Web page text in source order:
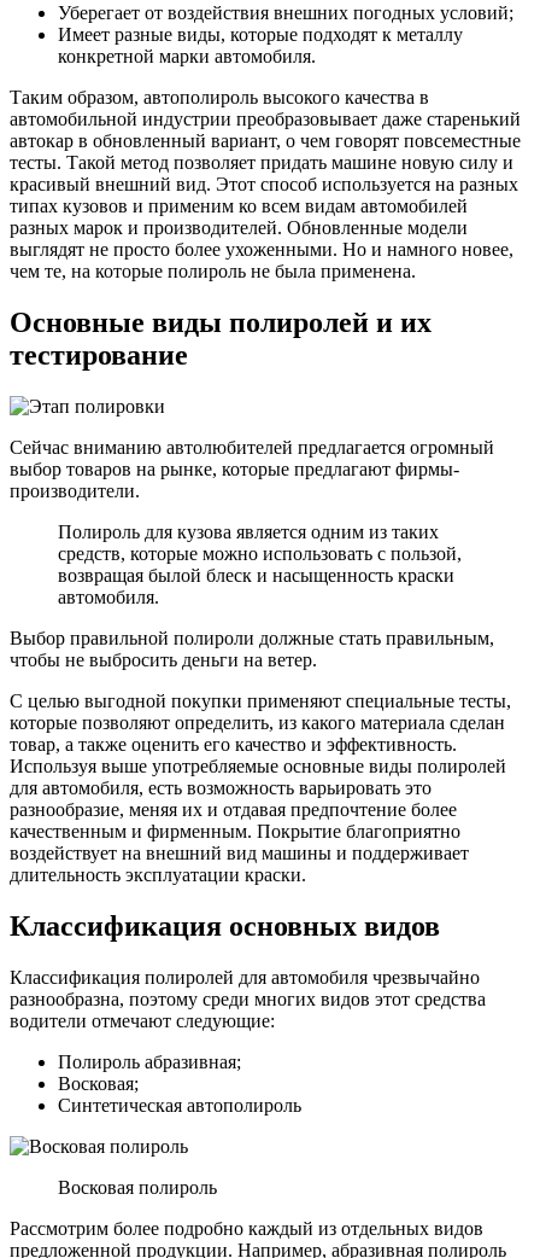
Уберегает от воздействия внешних погодных условий;
Имеет разные виды, которые подходят к металлу
конкретной марки автомобиля.
Таким образом, автополироль высокого качества в
автомобильной индустрии преобразовывает даже старенький
автокар в обновленный вариант, о чем говорят повсеместные
тесты. Такой метод позволяет придать машине новую силу и
красивый внешний вид. Этот способ используется на разных
типах кузовов и применим ко всем видам автомобилей
разных марок и производителей. Обновленные модели
выглядят не просто более ухоженными. Но и намного новее,
чем те, на которые полироль не была применена.
Основные виды полиролей и их
тестирование
Сейчас вниманию автолюбителей предлагается огромный
выбор товаров на рынке, которые предлагают фирмы-
производители.
Полироль для кузова является одним из таких
средств, которые можно использовать с пользой,
возвращая былой блеск и насыщенность краски
автомобиля.
Выбор правильной полироли должные стать правильным,
чтобы не выбросить деньги на ветер.
С целью выгодной покупки применяют специальные тесты,
которые позволяют определить, из какого материала сделан
товар, а также оценить его качество и эффективность.
Используя выше употребляемые основные виды полиролей
для автомобиля, есть возможность варьировать это
разнообразие, меняя их и отдавая предпочтение более
качественным и фирменным. Покрытие благоприятно
воздействует на внешний вид машины и поддерживает
длительность эксплуатации краски.
Классификация основных видов
Классификация полиролей для автомобиля чрезвычайно
разнообразна, поэтому среди многих видов этот средства
водители отмечают следующие:
Полироль абразивная;
Восковая;
Синтетическая автополироль
Восковая полироль
Рассмотрим более подробно каждый из отдельных видов
предложенной продукции. Например, абразивная полироль